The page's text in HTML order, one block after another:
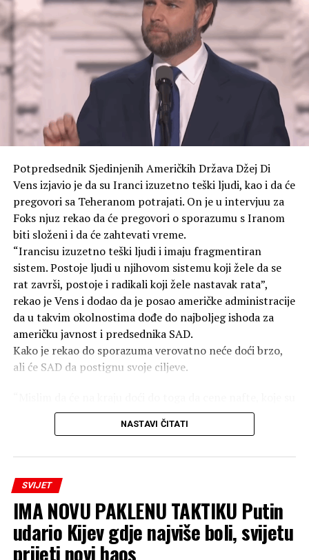
razoružanje. Ona je izrazila nadu da svijet nikada neće
vidjeti treći grad koji je pretrpio atomsko
bombardovanje.
Japanski zvaničnici uglavnom ne ističu u javnim
govorima da su SAD izvršile napade na gradove Hirošimu
i Nagasaki, navodi TASS.
Američke snage izvele su napade atomskim oružjem sa
To ostaju jedini slučajevi upotrebe nuklearnog oružja u
ratovanju u ljudskoj istoriji. Prema različitim
procjenama, bomba bačena na Hirošimu 6. avgusta 1945.
godine ubila je između 70.000 i 100.000 ljudi na sam dan
eksplozije.
Do kraja 1945. godine, broj žrtava porastao je na
140.000, jer su ljudi umirali u bolnicama od zadobijenih
povreda i izloženosti zračenju. Ukupan broj žrtava
bombardovanja sada prelazi 350.000.
SAD i dalje ne priznaju moralnu odgovornost za
atomska bombardovanja, pravdajući svoje postupke kao
Potpredsednik Sjedinjenih Američkih Država Džej Di
Vens izjavio je da su Iranci izuzetno teški ljudi, kao i da će
pregovori sa Teheranom potrajati. On je u intervjuu za
Foks njuz rekao da će pregovori o sporazumu s Iranom
biti složeni i da će zahtevati vreme.
“Irancisu izuzetno teški ljudi i imaju fragmentiran
sistem. Postoje ljudi u njihovom sistemu koji žele da se
rat završi, postoje i radikali koji žele nastavak rata”,
rekao je Vens i dodao da je posao američke administracije
da u takvim okolnostima dođe do najboljeg ishoda za
američku javnost i predsednika SAD.
Kako je rekao do sporazuma verovatno neće doći brzo,
ali će SAD da postignu svoje ciljeve.
danas bile 79 dolara, padnu i ostanu niske. Iran nikada
neće imati nuklearno oružje, a SAD će biti u jačoj
Dodao je i da ne bi trebalo da se donose zaključci o
ishodu pregovora dok oni još traju, ali da će SAD
nastaviti da se oslanja na vojni pritisak, ekonomske mere
i diplomatiju kako bi postigle svoje ciljeve.
NASTAVI ČITATI
SVIJET
IMA NOVU PAKLENU TAKTIKU Putin
udario Kijev gdje najviše boli, svijetu
prijeti novi haos